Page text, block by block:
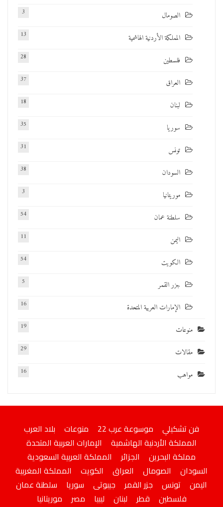
الصومال 3
المملكة الأردنية الهاشمية 13
فلسطين 28
العراق 37
لبنان 18
سوريا 35
تونس 31
السودان 38
موريتانيا 3
سلطنة عمان 54
اليمن 11
الكويت 54
جزر القمر 5
الإمارات العربية المتحدة 16
منوعات 19
مقالات 29
مواهب 16
فن تشكيلي موسوعة عرب 22 منوعات
بلاد العرب
المملكة الأردنية الهاشمية
الإمارات العربية المتحدة
مملكة البحرين
الجزائر
المملكة العربية السعودية
السودان
الصومال العراق الكويت
المملكة المغربية
اليمن
تونس جزر القمر جيبوتى سوريا
سلطنة عمان
فلسطين
قطر لبنان ليبيا مصر موريتانيا